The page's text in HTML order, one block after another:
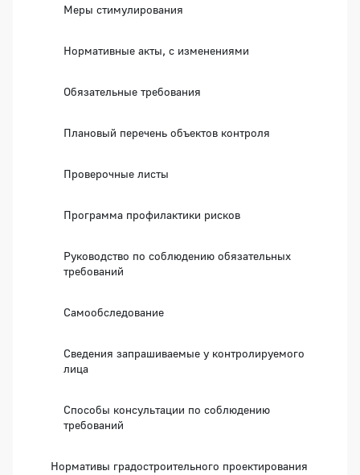
Меры стимулирования
Нормативные акты, с изменениями
Обязательные требования
Плановый перечень объектов контроля
Проверочные листы
Программа профилактики рисков
Руководство по соблюдению обязательных
требований
Самообследование
Сведения запрашиваемые у контролируемого
лица
Способы консультации по соблюдению
требований
Нормативы градостроительного проектирования